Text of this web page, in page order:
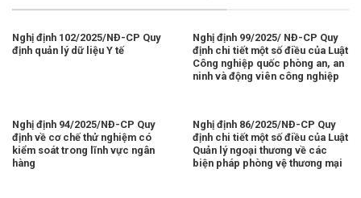
Nghị định 102/2025/NĐ-CP Quy
định quản lý dữ liệu Y tế
Nghị định 99/2025/ NĐ-CP Quy
định chi tiết một số điều của Luật
Công nghiệp quốc phòng an, an
ninh và động viên công nghiệp
Nghị định 94/2025/NĐ-CP Quy
định về cơ chế thử nghiệm có
kiểm soát trong lĩnh vực ngân
hàng
Nghị định 86/2025/NĐ-CP Quy
định chi tiết một số điều của Luật
Quản lý ngoại thương về các
biện pháp phòng vệ thương mại